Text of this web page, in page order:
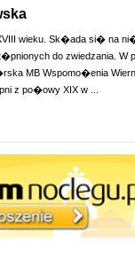
wieku. Sk�ada si� na
do zwiedzania. W
MB Wspomo�enia
z po�owy XIX w ...